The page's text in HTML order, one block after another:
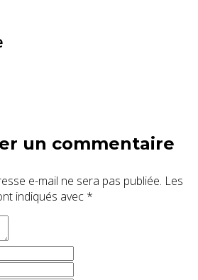
un commentaire
e-mail ne sera pas publiée. Les
indiqués avec *